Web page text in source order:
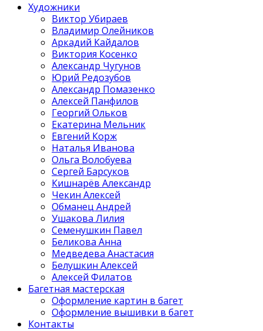
Художники
Виктор Убираев
Владимир Олейников
Аркадий Кайдалов
Виктория Косенко
Александр Чугунов
Юрий Редозубов
Александр Помазенко
Алексей Панфилов
Георгий Ольков
Екатерина Мельник
Евгений Корж
Наталья Иванова
Ольга Волобуева
Сергей Барсуков
Кишнарёв Александр
Чекин Алексей
Обманец Андрей
Ушакова Лилия
Семенушкин Павел
Беликова Анна
Медведева Анастасия
Белушкин Алексей
Алексей Филатов
Багетная мастерская
Оформление картин в багет
Оформление вышивки в багет
Контакты